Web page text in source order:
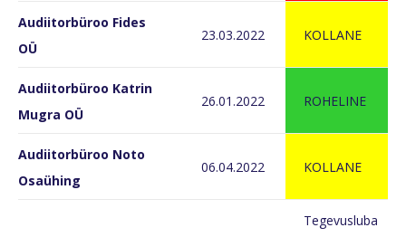
Audiitorbüroo Fides
OÜ
23.03.2022 KOLLANE
Audiitorbüroo Katrin
Mugra OÜ
26.01.2022 ROHELINE
Audiitorbüroo Noto
Osaühing
06.04.2022 KOLLANE
Tegevusluba